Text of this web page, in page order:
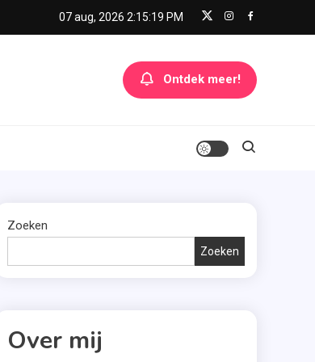
07 aug, 2026 2:15:19 PM
Ontdek meer!
Zoeken
Zoeken
Over mij